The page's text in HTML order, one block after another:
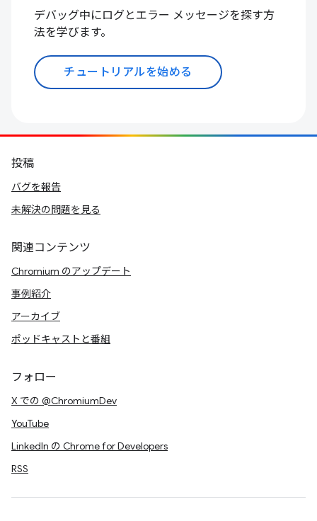
デバッグ中にログとエラー メッセージを探す方
法を学びます。
チュートリアルを始める
投稿
バグを報告
未解決の問題を見る
関連コンテンツ
Chromium のアップデート
事例紹介
アーカイブ
ポッドキャストと番組
フォロー
X での @ChromiumDev
YouTube
LinkedIn の Chrome for Developers
RSS